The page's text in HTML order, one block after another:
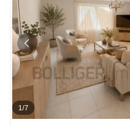
1/7